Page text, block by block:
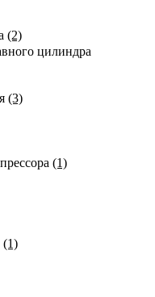
(2)
цилиндра
(3)
(1)
(1)